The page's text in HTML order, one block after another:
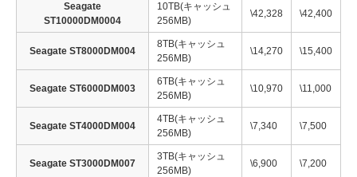
Seagate
ST10000DM0004
10TB(キャッシュ
256MB)
\42,328 \42,400
Seagate ST8000DM004
8TB(キャッシュ
256MB)
\14,270 \15,400
Seagate ST6000DM003
6TB(キャッシュ
256MB)
\10,970 \11,000
Seagate ST4000DM004
4TB(キャッシュ
256MB)
\7,340 \7,500
Seagate ST3000DM007
3TB(キャッシュ
256MB)
\6,900 \7,200